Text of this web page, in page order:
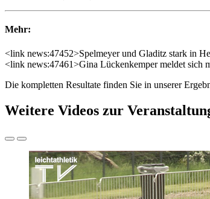
Mehr:
<link news:47452>Spelmeyer und Gladitz stark in
<link news:47461>Gina Lückenkemper meldet sich
Die kompletten Resultate finden Sie in unserer
Weitere Videos zur